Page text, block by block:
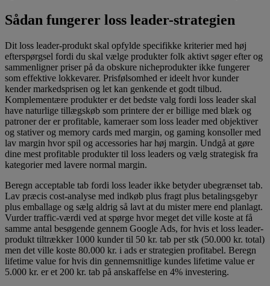
Sådan fungerer loss leader-strategien
Dit loss leader-produkt skal opfylde specifikke kriterier med høj
efterspørgsel fordi du skal vælge produkter folk aktivt søger efter og
sammenligner priser på da obskure nicheprodukter ikke fungerer
som effektive lokkevarer. Prisfølsomhed er ideelt hvor kunder
kender markedsprisen og let kan genkende et godt tilbud.
Komplementære produkter er det bedste valg fordi loss leader skal
have naturlige tillægskøb som printere der er billige med blæk og
patroner der er profitable, kameraer som loss leader med objektiver
og stativer og memory cards med margin, og gaming konsoller med
lav margin hvor spil og accessories har høj margin. Undgå at gøre
dine mest profitable produkter til loss leaders og vælg strategisk fra
kategorier med lavere normal margin.
Beregn acceptable tab fordi loss leader ikke betyder ubegrænset tab.
Lav præcis cost-analyse med indkøb plus fragt plus betalingsgebyr
plus emballage og sælg aldrig så lavt at du mister mere end planlagt.
Vurder traffic-værdi ved at spørge hvor meget det ville koste at få
samme antal besøgende gennem Google Ads, for hvis et loss leader-
produkt tiltrækker 1000 kunder til 50 kr. tab per stk (50.000 kr. total)
men det ville koste 80.000 kr. i ads er strategien profitabel. Beregn
lifetime value for hvis din gennemsnitlige kundes lifetime value er
5.000 kr. er et 200 kr. tab på anskaffelse en 4% investering.